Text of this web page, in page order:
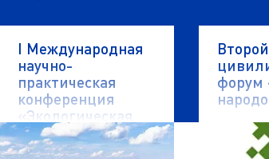
I Международная
научно-
практическая
конференция
«Экологическая
безопасность
водных объектов»
форум